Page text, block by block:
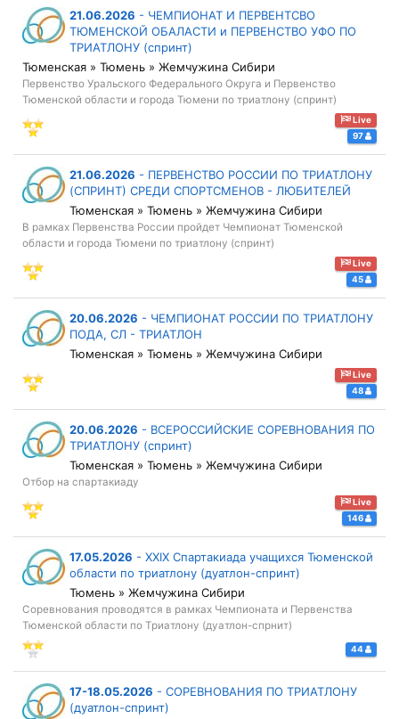
21.06.2026 - ЧЕМПИОНАТ И ПЕРВЕНТСВО
ТЮМЕНСКОЙ ОБАЛАСТИ и ПЕРВЕНСТВО УФО ПО
ТРИАТЛОНУ (спринт)
Тюменская » Тюмень » Жемчужина Сибири
Первенство Уральского Федерального Округа и Первенство
Тюменской области и города Тюмени по триатлону (спринт)
Live
97
21.06.2026 - ПЕРВЕНСТВО РОССИИ ПО ТРИАТЛОНУ
(СПРИНТ) СРЕДИ СПОРТСМЕНОВ - ЛЮБИТЕЛЕЙ
Тюменская » Тюмень » Жемчужина Сибири
В рамках Первенства России пройдет Чемпионат Тюменской
области и города Тюмени по триатлону (спринт)
Live
45
20.06.2026 - ЧЕМПИОНАТ РОССИИ ПО ТРИАТЛОНУ
ПОДА, СЛ - ТРИАТЛОН
Тюменская » Тюмень » Жемчужина Сибири
Live
48
20.06.2026 - ВСЕРОССИЙСКИЕ СОРЕВНОВАНИЯ ПО
ТРИАТЛОНУ (спринт)
Тюменская » Тюмень » Жемчужина Сибири
Отбор на спартакиаду
Live
146
17.05.2026 - XXIX Спартакиада учащихся Тюменской
области по триатлону (дуатлон-спринт)
Тюмень » Жемчужина Сибири
Соревнования проводятся в рамках Чемпионата и Первенства
Тюменской области по Триатлону (дуатлон-спрнит)
44
17-18.05.2026 - СОРЕВНОВАНИЯ ПО ТРИАТЛОНУ
(дуатлон-спринт)